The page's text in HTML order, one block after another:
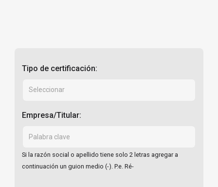
Tipo de certificación:
Empresa/Titular:
Si la razón social o apellido tiene solo 2 letras agregar a
continuación un guion medio (-). P.e. Ré-